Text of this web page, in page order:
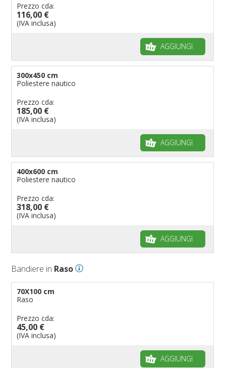
Prezzo cda:
116,00 €
(IVA inclusa)
AGGIUNGI
300x450 cm
Poliestere nautico
Prezzo cda:
185,00 €
(IVA inclusa)
AGGIUNGI
400x600 cm
Poliestere nautico
Prezzo cda:
318,00 €
(IVA inclusa)
AGGIUNGI
Bandiere in Raso
70X100 cm
Raso
Prezzo cda:
45,00 €
(IVA inclusa)
AGGIUNGI